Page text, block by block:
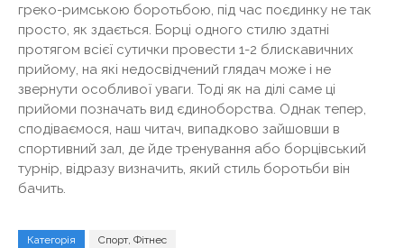
греко-римською боротьбою, під час поєдинку не так
просто, як здається. Борці одного стилю здатні
протягом всієї сутички провести 1-2 блискавичних
прийому, на які недосвідчений глядач може і не
звернути особливої ​​уваги. Тоді як на ділі саме ці
прийоми позначать вид єдиноборства. Однак тепер,
сподіваємося, наш читач, випадково зайшовши в
спортивний зал, де йде тренування або борцівський
турнір, відразу визначить, який стиль боротьби він
бачить.
Категорія Спорт, Фітнес